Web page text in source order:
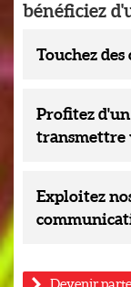
bénéficiez
Touchez
Profitez
transmettre
Exploitez
Devenir